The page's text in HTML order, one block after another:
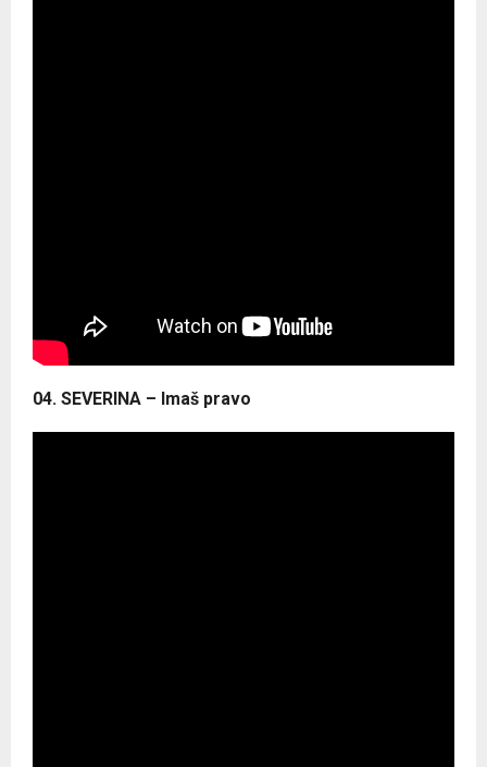
04. SEVERINA – Imaš pravo